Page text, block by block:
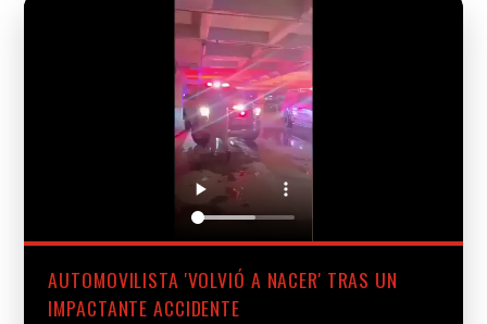
AUTOMOVILISTA 'VOLVIÓ A NACER' TRAS UN
IMPACTANTE ACCIDENTE